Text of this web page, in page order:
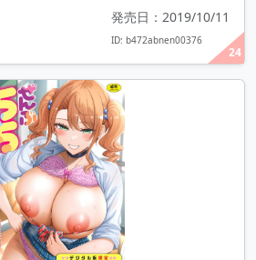
24
発売日：2019/10/11
ID: b472abnen00376